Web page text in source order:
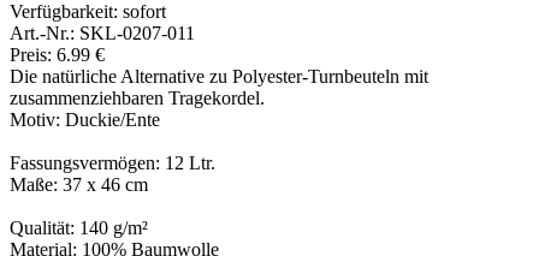
Verfügbarkeit: sofort
Art.-Nr.: SKL-0207-011
Preis: 6.99 €
Die natürliche Alternative zu Polyester-Turnbeuteln mit
zusammenziehbaren Tragekordel.
Motiv: Duckie/Ente
Fassungsvermögen: 12 Ltr.
Maße: 37 x 46 cm
Qualität: 140 g/m²
Material: 100% Baumwolle